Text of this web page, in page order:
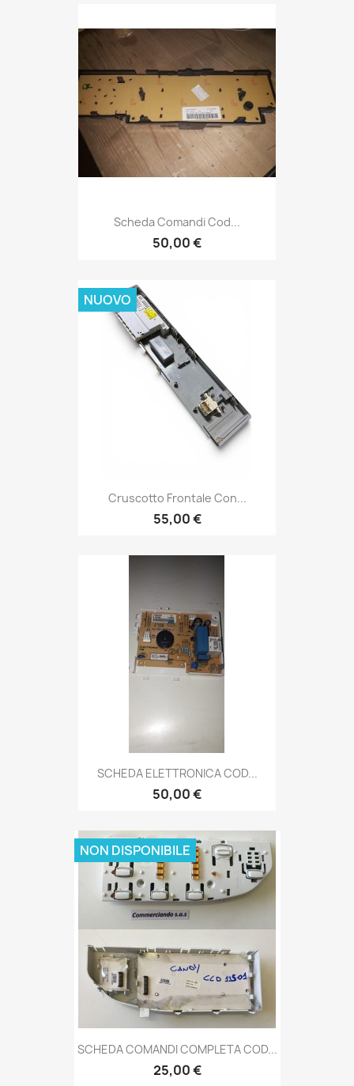
Scheda Comandi Cod...
50,00 €
Cruscotto Frontale Con...
55,00 €
NUOVO
SCHEDA ELETTRONICA COD...
50,00 €
SCHEDA COMANDI COMPLETA COD...
25,00 €
NON DISPONIBILE